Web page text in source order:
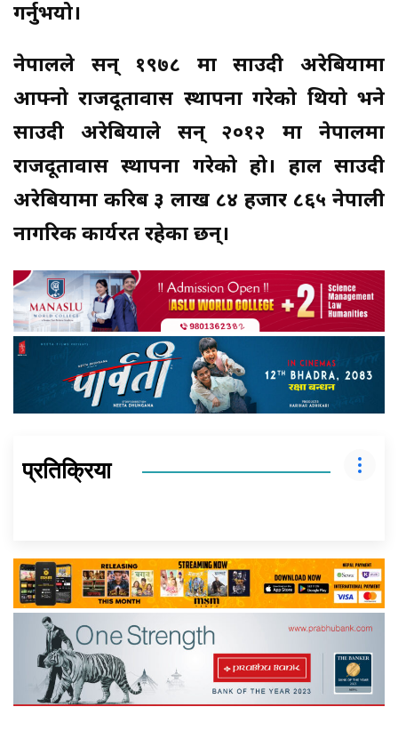
गर्नुभयो।
नेपालले सन् १९७८ मा साउदी अरेबियामा
आफ्नो राजदूतावास स्थापना गरेको थियो भने
साउदी अरेबियाले सन् २०१२ मा नेपालमा
राजदूतावास स्थापना गरेको हो। हाल साउदी
अरेबियामा करिब ३ लाख ८४ हजार ८६५ नेपाली
नागरिक कार्यरत रहेका छन्।
प्रतिक्रिया